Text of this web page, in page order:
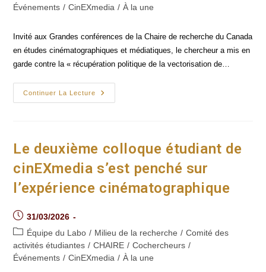
Événements / CinEXmedia / À la une
Invité aux Grandes conférences de la Chaire de recherche du Canada
en études cinématographiques et médiatiques, le chercheur a mis en
garde contre la « récupération politique de la vectorisation de…
Continuer La Lecture
Antonio
Somaini
L’ère
L’IA
Le deuxième colloque étudiant de
cinEXmedia s’est penché sur
l’expérience cinématographique
Post
published:
31/03/2026
Post
category:
Équipe du Labo / Milieu de la recherche / Comité des
activités étudiantes / CHAIRE / Cochercheurs /
Événements / CinEXmedia / À la une